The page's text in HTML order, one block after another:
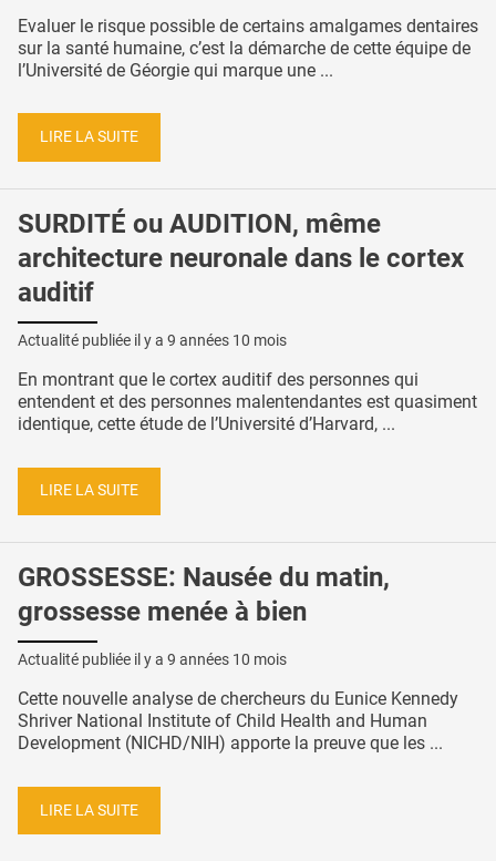
Evaluer le risque possible de certains amalgames dentaires
sur la santé humaine, c’est la démarche de cette équipe de
l’Université de Géorgie qui marque une ...
LIRE LA SUITE
SURDITÉ ou AUDITION, même
architecture neuronale dans le cortex
auditif
Actualité publiée il y a 9 années 10 mois
En montrant que le cortex auditif des personnes qui
entendent et des personnes malentendantes est quasiment
identique, cette étude de l’Université d’Harvard, ...
LIRE LA SUITE
GROSSESSE: Nausée du matin,
grossesse menée à bien
Actualité publiée il y a 9 années 10 mois
Cette nouvelle analyse de chercheurs du Eunice Kennedy
Shriver National Institute of Child Health and Human
Development (NICHD/NIH) apporte la preuve que les ...
LIRE LA SUITE